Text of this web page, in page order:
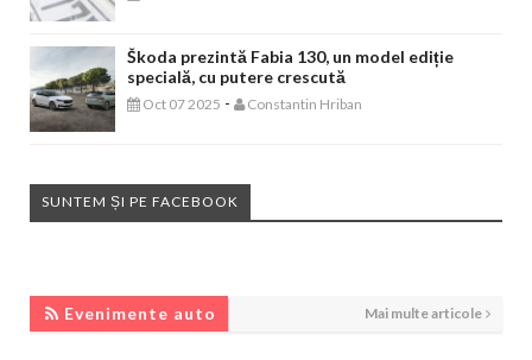
Škoda prezintă Fabia 130, un model ediție
specială, cu putere crescută
Oct 07 2025 - Constantin Hriban
SUNTEM ȘI PE FACEBOOK
Evenimente auto Mai multe articole